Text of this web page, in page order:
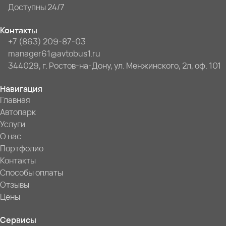
Доступны 24/7
Контакты
+7 (863) 209-87-03
manager61@avtobus1.ru
344029, г. Ростов-на-Дону, ул. Менжинского, 2л, оф. 101
Навигация
Главная
Автопарк
Услуги
О нас
Портфолио
Контакты
Способы оплаты
Отзывы
Цены
Сервисы